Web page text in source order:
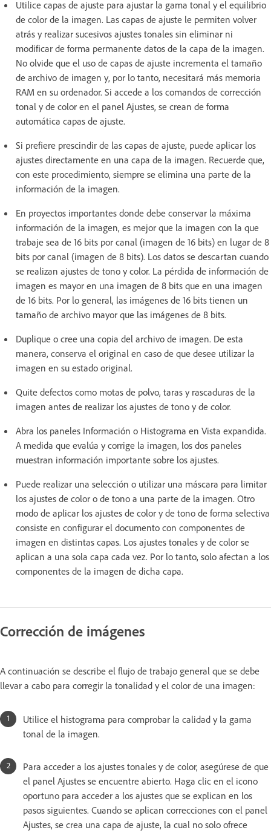
Utilice capas de ajuste para ajustar la gama tonal y el equilibrio
de color de la imagen. Las capas de ajuste le permiten volver
atrás y realizar sucesivos ajustes tonales sin eliminar ni
modificar de forma permanente datos de la capa de la imagen.
No olvide que el uso de capas de ajuste incrementa el tamaño
de archivo de imagen y, por lo tanto, necesitará más memoria
RAM en su ordenador. Si accede a los comandos de corrección
tonal y de color en el panel Ajustes, se crean de forma
automática capas de ajuste.
Si prefiere prescindir de las capas de ajuste, puede aplicar los
ajustes directamente en una capa de la imagen. Recuerde que,
con este procedimiento, siempre se elimina una parte de la
información de la imagen.
En proyectos importantes donde debe conservar la máxima
información de la imagen, es mejor que la imagen con la que
trabaje sea de 16 bits por canal (imagen de 16 bits) en lugar de 8
bits por canal (imagen de 8 bits). Los datos se descartan cuando
se realizan ajustes de tono y color. La pérdida de información de
imagen es mayor en una imagen de 8 bits que en una imagen
de 16 bits. Por lo general, las imágenes de 16 bits tienen un
tamaño de archivo mayor que las imágenes de 8 bits.
Duplique o cree una copia del archivo de imagen. De esta
manera, conserva el original en caso de que desee utilizar la
imagen en su estado original.
Quite defectos como motas de polvo, taras y rascaduras de la
imagen antes de realizar los ajustes de tono y de color.
Abra los paneles Información o Histograma en Vista expandida.
A medida que evalúa y corrige la imagen, los dos paneles
muestran información importante sobre los ajustes.
Puede realizar una selección o utilizar una máscara para limitar
los ajustes de color o de tono a una parte de la imagen. Otro
modo de aplicar los ajustes de color y de tono de forma selectiva
consiste en configurar el documento con componentes de
imagen en distintas capas. Los ajustes tonales y de color se
aplican a una sola capa cada vez. Por lo tanto, solo afectan a los
componentes de la imagen de dicha capa.
Corrección de imágenes
A continuación se describe el flujo de trabajo general que se debe
llevar a cabo para corregir la tonalidad y el color de una imagen:
Utilice el histograma para comprobar la calidad y la gama
tonal de la imagen.
Para acceder a los ajustes tonales y de color, asegúrese de que
el panel Ajustes se encuentre abierto. Haga clic en el icono
oportuno para acceder a los ajustes que se explican en los
pasos siguientes. Cuando se aplican correcciones con el panel
Ajustes, se crea una capa de ajuste, la cual no solo ofrece